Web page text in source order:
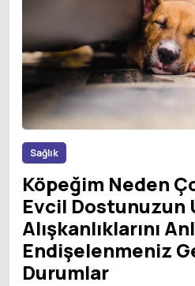
Sağlık
Köpeğim Neden
Evcil Dostunuzun
Alışkanlıklarını
Endişelenmeniz
Durumlar